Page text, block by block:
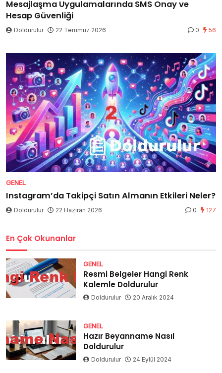
Mesajlaşma Uygulamalarında SMS Onay ve
Hesap Güvenliği
Doldurulur 22 Temmuz 2026 0 56
GENEL
Instagram’da Takipçi Satın Almanın Etkileri Neler?
Doldurulur 22 Haziran 2026 0 127
En Çok Okunanlar
GENEL
Resmi Belgeler Hangi Renk
Kalemle Doldurulur
Doldurulur 20 Aralık 2024
GENEL
Hazır Beyanname Nasıl
Doldurulur
Doldurulur 24 Eylül 2024